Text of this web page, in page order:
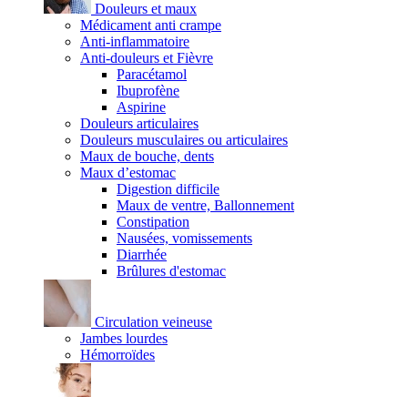
Douleurs et maux
Médicament anti crampe
Anti-inflammatoire
Anti-douleurs et Fièvre
Paracétamol
Ibuprofène
Aspirine
Douleurs articulaires
Douleurs musculaires ou articulaires
Maux de bouche, dents
Maux d’estomac
Digestion difficile
Maux de ventre, Ballonnement
Constipation
Nausées, vomissements
Diarrhée
Brûlures d'estomac
Circulation veineuse
Jambes lourdes
Hémorroïdes